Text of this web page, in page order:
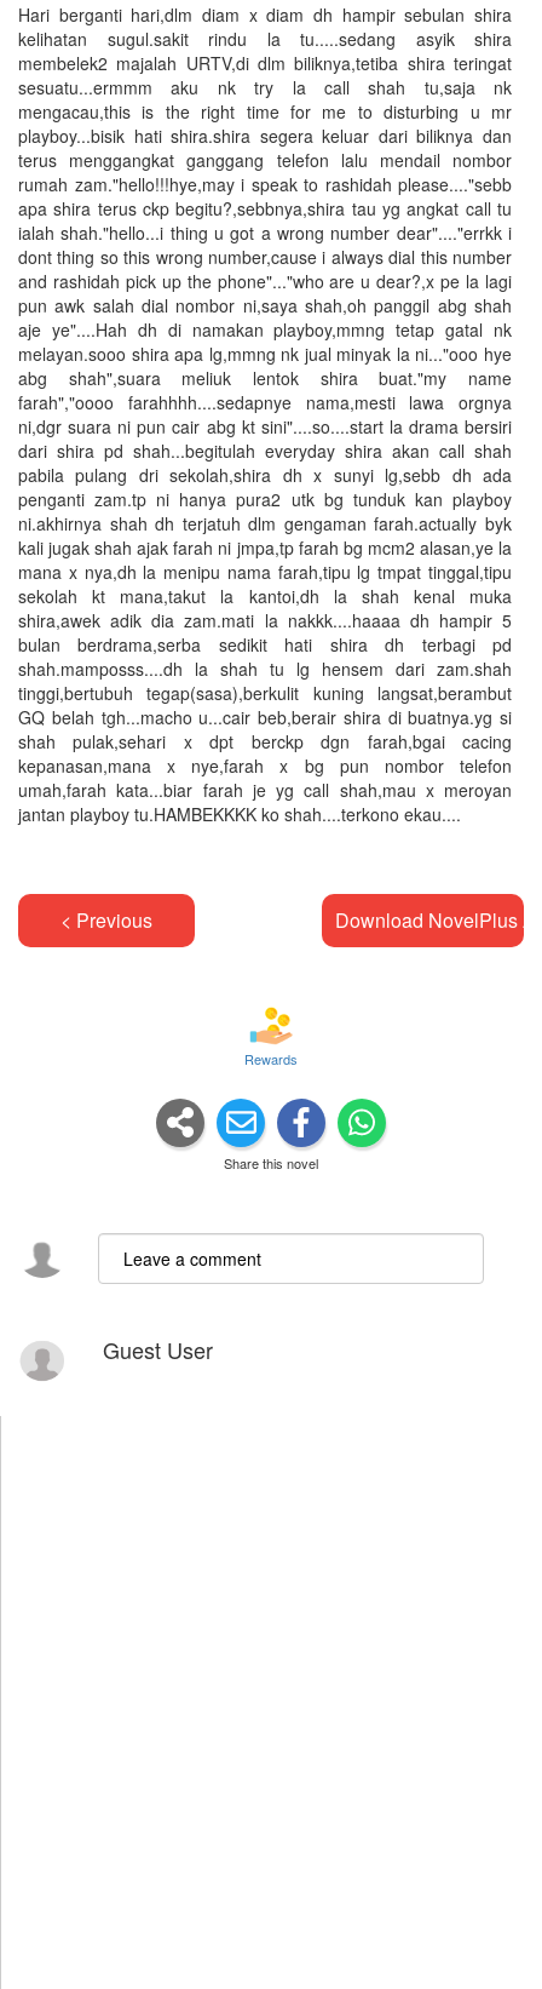
Hari berganti hari,dlm diam x diam dh hampir sebulan shira
kelihatan sugul.sakit rindu la tu.....sedang asyik shira
membelek2 majalah URTV,di dlm biliknya,tetiba shira teringat
sesuatu...ermmm aku nk try la call shah tu,saja nk
mengacau,this is the right time for me to disturbing u mr
playboy...bisik hati shira.shira segera keluar dari biliknya dan
terus menggangkat ganggang telefon lalu mendail nombor
rumah zam."hello!!!hye,may i speak to rashidah please...."sebb
apa shira terus ckp begitu?,sebbnya,shira tau yg angkat call tu
ialah shah."hello...i thing u got a wrong number dear"...."errkk i
dont thing so this wrong number,cause i always dial this number
and rashidah pick up the phone"..."who are u dear?,x pe la lagi
pun awk salah dial nombor ni,saya shah,oh panggil abg shah
aje ye"....Hah dh di namakan playboy,mmng tetap gatal nk
melayan.sooo shira apa lg,mmng nk jual minyak la ni..."ooo hye
abg shah",suara meliuk lentok shira buat."my name
farah","oooo farahhhh....sedapnye nama,mesti lawa orgnya
ni,dgr suara ni pun cair abg kt sini"....so....start la drama bersiri
dari shira pd shah...begitulah everyday shira akan call shah
pabila pulang dri sekolah,shira dh x sunyi lg,sebb dh ada
penganti zam.tp ni hanya pura2 utk bg tunduk kan playboy
ni.akhirnya shah dh terjatuh dlm gengaman farah.actually byk
kali jugak shah ajak farah ni jmpa,tp farah bg mcm2 alasan,ye la
mana x nya,dh la menipu nama farah,tipu lg tmpat tinggal,tipu
sekolah kt mana,takut la kantoi,dh la shah kenal muka
shira,awek adik dia zam.mati la nakkk....haaaa dh hampir 5
bulan berdrama,serba sedikit hati shira dh terbagi pd
shah.mamposss....dh la shah tu lg hensem dari zam.shah
tinggi,bertubuh tegap(sasa),berkulit kuning langsat,berambut
GQ belah tgh...macho u...cair beb,berair shira di buatnya.yg si
shah pulak,sehari x dpt berckp dgn farah,bgai cacing
kepanasan,mana x nye,farah x bg pun nombor telefon
umah,farah kata...biar farah je yg call shah,mau x meroyan
jantan playboy tu.HAMBEKKKK ko shah....terkono ekau....
< Previous Download NovelPlus
Rewards
Share this novel
Guest User